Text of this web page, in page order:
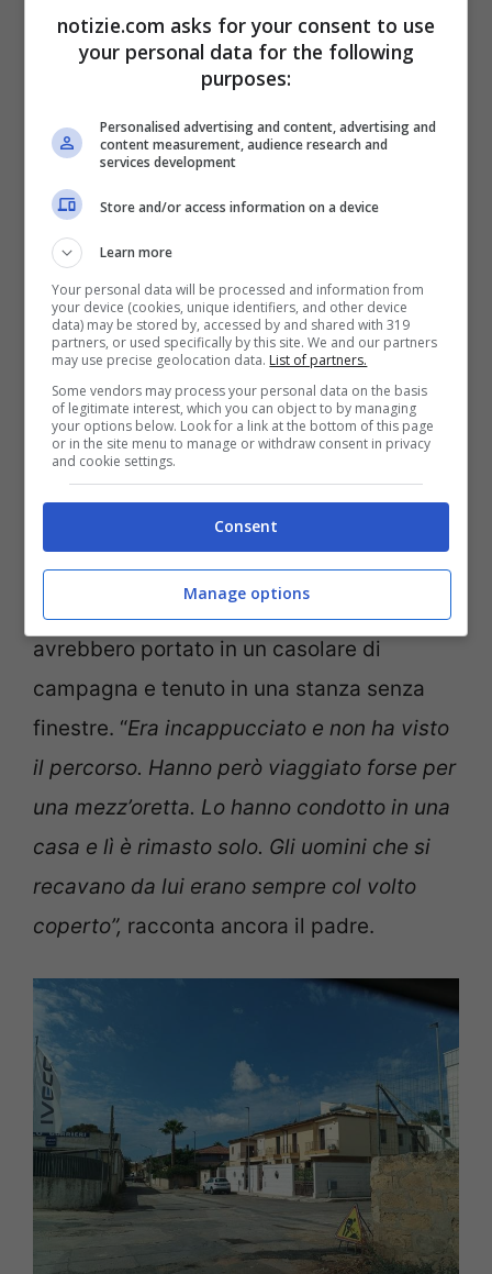
rapitori erano sicuramente italianie uno
di loro in particolare parlava con un
quanto tempo sarebbe passato lungo il
tragitto in auto dal luogo del sequestro fino
a dov’è stato liberato. E pure di essere
stato trattato bene. “Non lo hanno
minacciato, gli hanno dato da bere e un
panino da mangiare. Ma lui non aveva
fame”,ha spiegato il padre.
La paura e la tensione era tanta. È stato
un incubo, per lui e per tutti noi. Per
fortuna è finita bene”.
I sequestratori lo
avrebbero portato in un casolare di
campagna e tenuto in una stanza senza
finestre. “Era incappucciato e non ha visto
il percorso. Hanno però viaggiato forse per
una mezz’oretta. Lo hanno condotto in una
casa e lì è rimasto solo. Gli uomini che si
recavano da lui erano sempre col volto
coperto”, racconta ancora il padre.
notizie.com asks for your consent to use
your personal data for the following
purposes:
Personalised advertising and content, advertising and
content measurement, audience research and
services development
Store and/or access information on a device
Learn more
Your personal data will be processed and information from
your device (cookies, unique identifiers, and other device
data) may be stored by, accessed by and shared with 319
partners, or used specifically by this site. We and our partners
may use precise geolocation data. List of partners.
Some vendors may process your personal data on the basis
of legitimate interest, which you can object to by managing
your options below. Look for a link at the bottom of this page
or in the site menu to manage or withdraw consent in privacy
and cookie settings.
Consent
Manage options